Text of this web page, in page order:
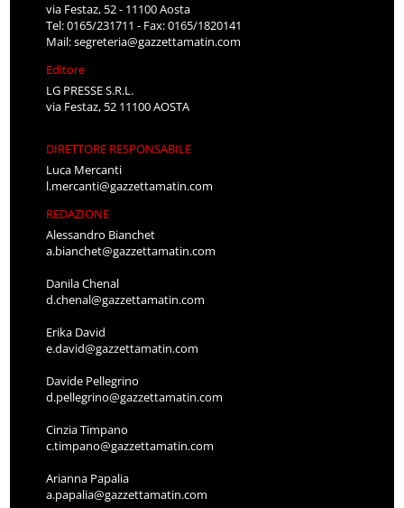
via Festaz, 52 - 11100 Aosta
Tel: 0165/231711 - Fax: 0165/1820141
Mail:segreteria@gazzettamatin.com
Editore
LG PRESSE S.R.L.
via Festaz, 52 11100 AOSTA
DIRETTORE RESPONSABILE
Luca Mercanti
l.mercanti@gazzettamatin.com
REDAZIONE
Alessandro Bianchet
a.bianchet@gazzettamatin.com
Danila Chenal
d.chenal@gazzettamatin.com
Erika David
e.david@gazzettamatin.com
Davide Pellegrino
d.pellegrino@gazzettamatin.com
Cinzia Timpano
c.timpano@gazzettamatin.com
Arianna Papalia
a.papalia@gazzettamatin.com